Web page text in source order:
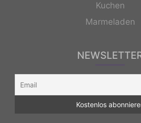
Kuchen
Marmeladen